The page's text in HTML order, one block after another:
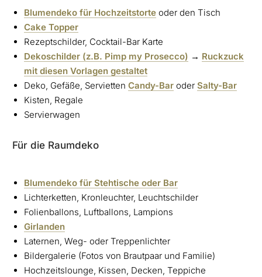
Blumendeko für Hochzeitstorte oder den Tisch
Cake Topper
Rezeptschilder, Cocktail-Bar Karte
Dekoschilder (z.B. Pimp my Prosecco) → Ruckzuck
mit diesen Vorlagen gestaltet
Deko, Gefäße, Servietten Candy-Bar oder Salty-Bar
Kisten, Regale
Servierwagen
Für die Raumdeko
Blumendeko für Stehtische oder Bar
Lichterketten, Kronleuchter, Leuchtschilder
Folienballons, Luftballons, Lampions
Girlanden
Laternen, Weg- oder Treppenlichter
Bildergalerie (Fotos von Brautpaar und Familie)
Hochzeitslounge, Kissen, Decken, Teppiche